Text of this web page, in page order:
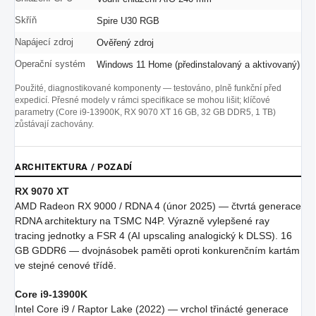
Skříň Spire U30 RGB
Napájecí zdroj Ověřený zdroj
Operační systém Windows 11 Home (předinstalovaný a aktivovaný)
Použité, diagnostikované komponenty — testováno, plně funkční před
expedicí. Přesné modely v rámci specifikace se mohou lišit; klíčové
parametry (Core i9-13900K, RX 9070 XT 16 GB, 32 GB DDR5, 1 TB)
zůstávají zachovány.
ARCHITEKTURA / POZADÍ
RX 9070 XT
AMD Radeon RX 9000 / RDNA 4 (únor 2025) — čtvrtá generace
RDNA architektury na TSMC N4P. Výrazně vylepšené ray
tracing jednotky a FSR 4 (AI upscaling analogický k DLSS). 16
GB GDDR6 — dvojnásobek paměti oproti konkurenčním kartám
ve stejné cenové třídě.
Core i9-13900K
Intel Core i9 / Raptor Lake (2022) — vrchol třinácté generace